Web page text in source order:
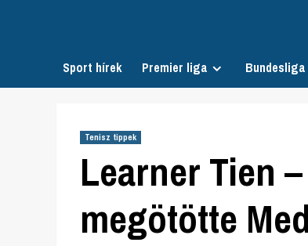
Sport hírek Premier liga Bundesliga
Tenisz tippek
Learner Tien
megötötte